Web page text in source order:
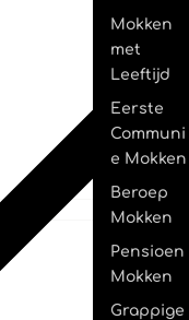
Mokken
met
Leeftijd
Eerste
Communi
e Mokken
Beroep
Mokken
Pensioen
Mokken
Grappige